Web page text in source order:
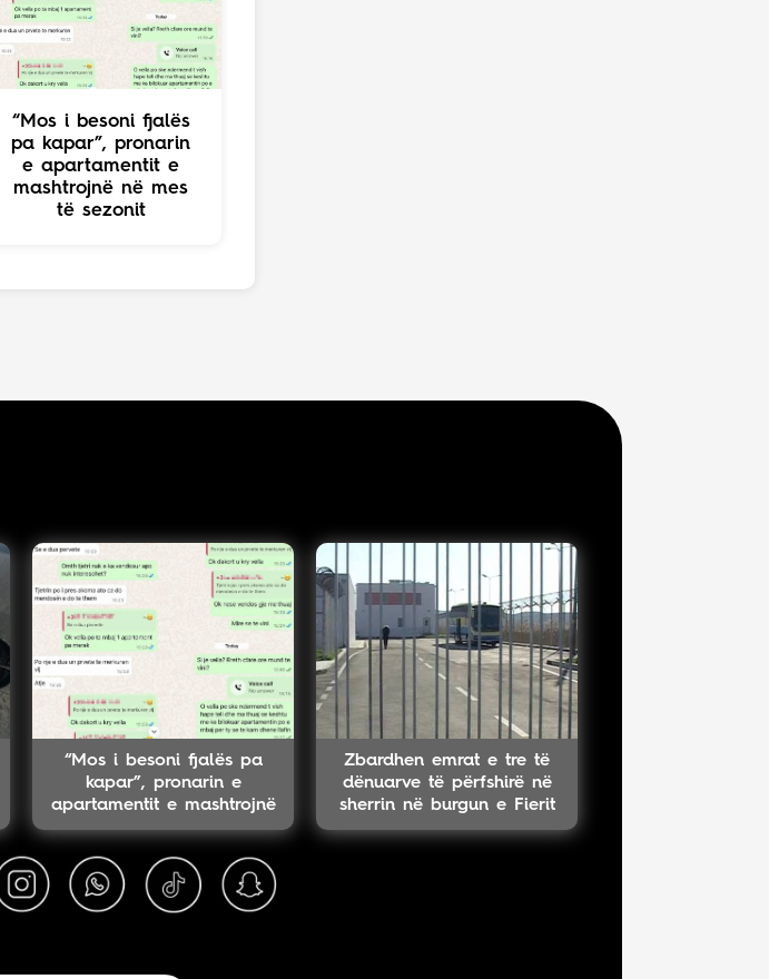
“Mos i besoni fjalës
pa kapar”, pronarin
e apartamentit e
mashtrojnë në mes
të sezonit
“Mos i besoni fjalës pa
kapar”, pronarin e
apartamentit e mashtrojnë
në mes të sezonit
Zbardhen emrat e tre të
dënuarve të përfshirë në
sherrin në burgun e Fierit